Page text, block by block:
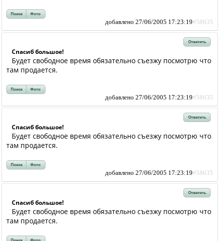
Поиск Фото
добавлено 27/06/2005 17:23:19#58635
Ответить
Спасиб большое!
Будет свободное время обязательно съезжу посмотрю что
там продается.
Поиск Фото
добавлено 27/06/2005 17:23:19#58635
Ответить
Спасиб большое!
Будет свободное время обязательно съезжу посмотрю что
там продается.
Поиск Фото
добавлено 27/06/2005 17:23:19#58635
Ответить
Спасиб большое!
Будет свободное время обязательно съезжу посмотрю что
там продается.